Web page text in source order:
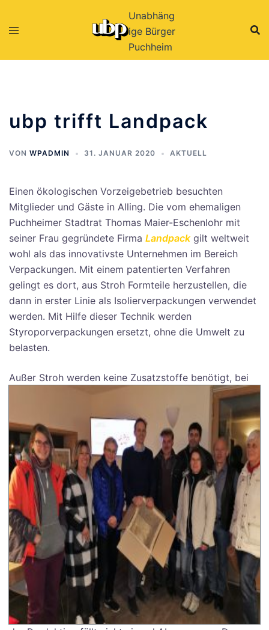
Unabhäng
ige Bürger
Puchheim
ubp trifft Landpack
VON WPADMIN 31. JANUAR 2020 AKTUELL
Einen ökologischen Vorzeigebetrieb besuchten
Mitglieder und Gäste in Alling. Die vom ehemaligen
Puchheimer Stadtrat Thomas Maier-Eschenlohr mit
seiner Frau gegründete Firma Landpackgilt weltweit
wohl als das innovativste Unternehmen im Bereich
Verpackungen. Mit einem patentierten Verfahren
gelingt es dort, aus Stroh Formteile herzustellen, die
dann in erster Linie als Isolierverpackungen verwendet
werden. Mit Hilfe dieser Technik werden
Styroporverpackungen ersetzt, ohne die Umwelt zu
belasten.
Außer Stroh werden keine Zusatzstoffe benötigt, bei